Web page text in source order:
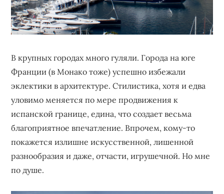
В крупных городах много гуляли. Города на юге
Франции (в Монако тоже) успешно избежали
эклектики в архитектуре. Стилистика, хотя и едва
уловимо меняется по мере продвижения к
испанской границе, едина, что создает весьма
благоприятное впечатление. Впрочем, кому-то
покажется излишне искусственной, лишенной
разнообразия и даже, отчасти, игрушечной. Но мне
по душе.